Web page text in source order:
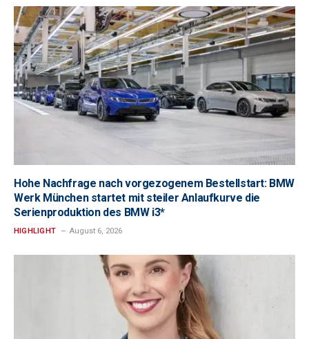
Hohe Nachfrage nach vorgezogenem Bestellstart: BMW
Werk München startet mit steiler Anlaufkurve die
Serienproduktion des BMW i3*
HIGHLIGHT August 6, 2026